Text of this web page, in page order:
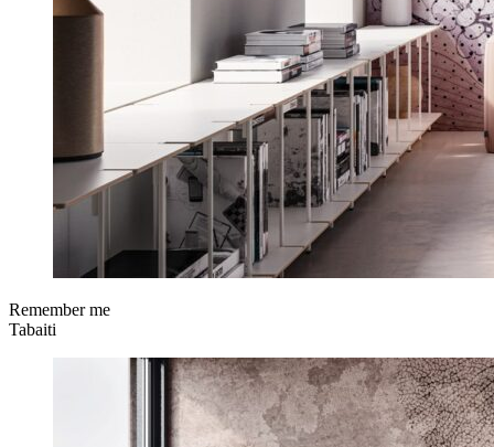
Remember me
Tabaiti